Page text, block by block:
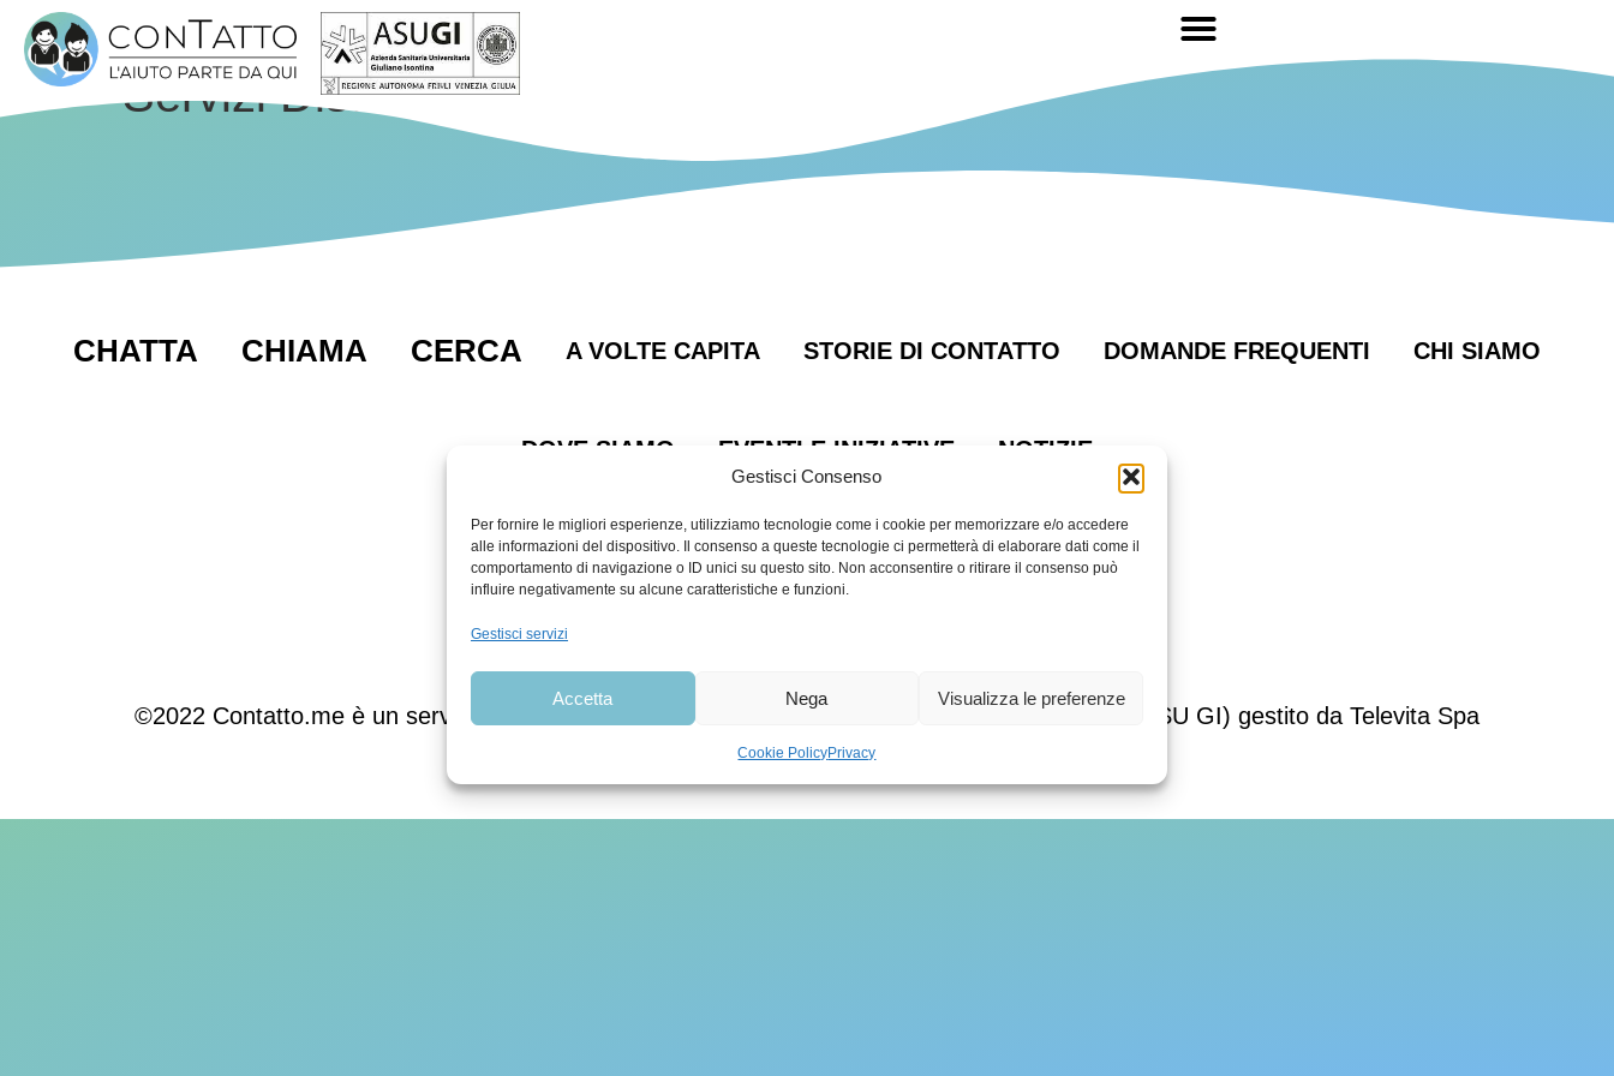
Gestisci Consenso
Per fornire le migliori esperienze, utilizziamo tecnologie come i cookie per memorizzare e/o accedere
alle informazioni del dispositivo. Il consenso a queste tecnologie ci permetterà di elaborare dati come il
comportamento di navigazione o ID unici su questo sito. Non acconsentire o ritirare il consenso può
influire negativamente su alcune caratteristiche e funzioni.
Gestisci servizi
Accetta Nega Visualizza le preferenze
Cookie PolicyPrivacy
Servizi Distretto Alto Isontino
CHATTA CHIAMA CERCA A VOLTE CAPITA STORIE DI CONTATTO DOMANDE FREQUENTI CHI SIAMO
DOVE SIAMO EVENTI E INIZIATIVE NOTIZIE
Informativa Privacy
©2022 Contatto.me è un servizio gratuito dell’Azienda sanitaria universitaria Giuliano Isontina (ASU GI) gestito da Televita Spa